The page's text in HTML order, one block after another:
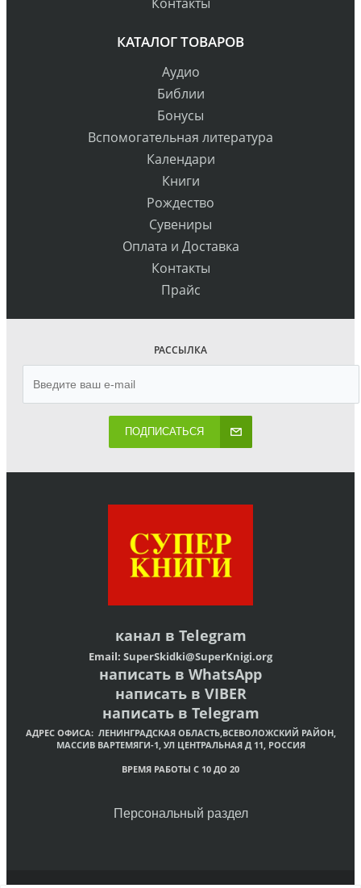
КАТАЛОГ ТОВАРОВ
Аудио
Библии
Бонусы
Вспомогательная литература
Календари
Книги
Рождество
Сувениры
Оплата и Доставка
Контакты
Прайс
РАССЫЛКА
ПОДПИСАТЬСЯ
канал в Telegram
Email: SuperSkidki@SuperKnigi.org
написать в WhatsApp
написать в VIBER
написать в Telegram
АДРЕС ОФИСА: ЛЕНИНГРАДСКАЯ ОБЛАСТЬ,ВСЕВОЛОЖСКИЙ РАЙОН,
МАССИВ ВАРТЕМЯГИ-1, УЛ ЦЕНТРАЛЬНАЯ Д 11, РОССИЯ
ВРЕМЯ РАБОТЫ С 10 ДО 20
Персональный раздел